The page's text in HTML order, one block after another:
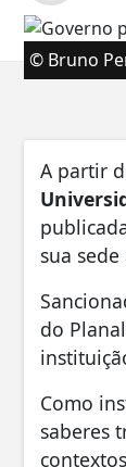
© Bruno
A partir
sua
do
Como
saberes